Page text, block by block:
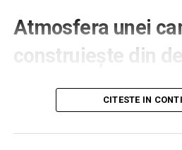
SSI isi omoara timpul pe
siguranta nationala
NU RATATI
Atmosfera unei
construiește din
Contactul direct cu pardoseala
senzații fizice pe care le are un
pe drum, seara târziu. Textura
CITESTE IN